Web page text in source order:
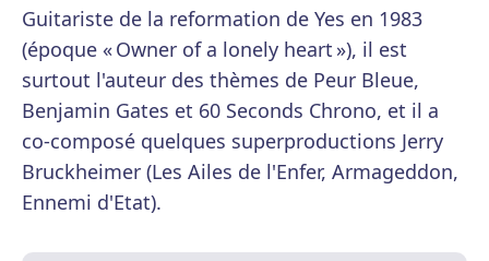
Guitariste de la reformation de Yes en 1983
(époque « Owner of a lonely heart »), il est
surtout l'auteur des thèmes de Peur Bleue,
Benjamin Gates et 60 Seconds Chrono, et il a
co-composé quelques superproductions Jerry
Bruckheimer (Les Ailes de l'Enfer, Armageddon,
Ennemi d'Etat).